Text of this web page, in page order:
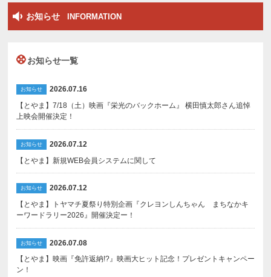
お知らせ INFORMATION
お知らせ一覧
お知らせ
2026.07.16
【とやま】7/18（土）映画『栄光のバックホーム』 横田慎太郎さん追悼
上映会開催決定！
お知らせ
2026.07.12
【とやま】新規WEB会員システムに関して
お知らせ
2026.07.12
【とやま】トヤマチ夏祭り特別企画『クレヨンしんちゃん まちなかキ
ーワードラリー2026』開催決定ー！
お知らせ
2026.07.08
【とやま】映画『免許返納!?』映画大ヒット記念！プレゼントキャンペー
ン！